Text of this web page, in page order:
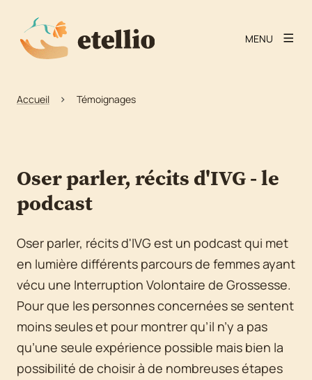
MENU
Accueil Témoignages
Oser parler, récits d'IVG - le
podcast
Oser parler, récits d'IVG est un podcast qui met
en lumière différents parcours de femmes ayant
vécu une Interruption Volontaire de Grossesse.
Pour que les personnes concernées se sentent
moins seules et pour montrer qu’il n’y a pas
qu’une seule expérience possible mais bien la
possibilité de choisir à de nombreuses étapes